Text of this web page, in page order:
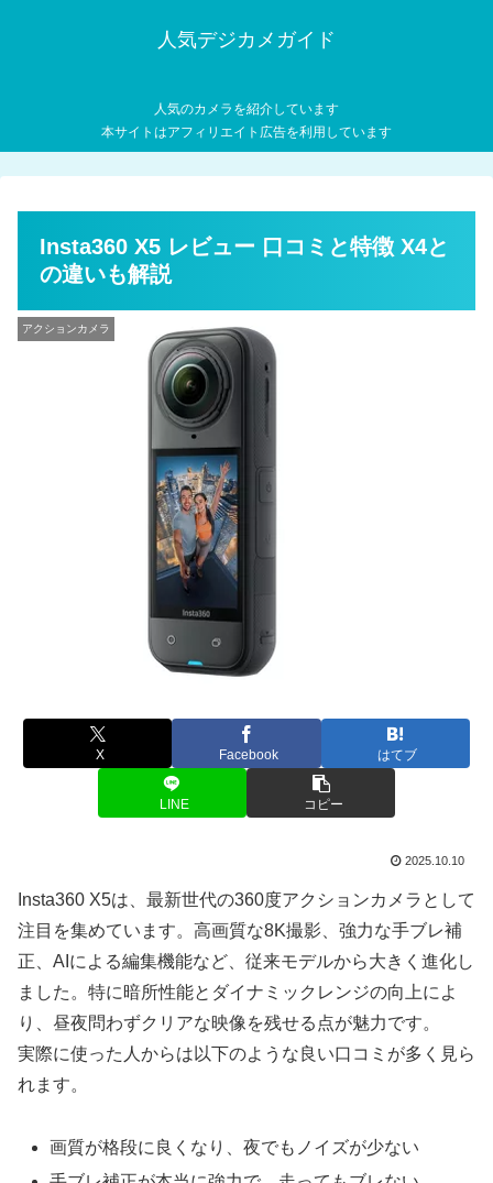
人気デジカメガイド
人気のカメラを紹介しています
本サイトはアフィリエイト広告を利用しています
Insta360 X5 レビュー 口コミと特徴 X4と
の違いも解説
アクションカメラ
X Facebook はてブ
LINE コピー
2025.10.10
Insta360 X5は、最新世代の360度アクションカメラとして
注目を集めています。高画質な8K撮影、強力な手ブレ補
正、AIによる編集機能など、従来モデルから大きく進化し
ました。特に暗所性能とダイナミックレンジの向上によ
り、昼夜問わずクリアな映像を残せる点が魅力です。
実際に使った人からは以下のような良い口コミが多く見ら
れます。
画質が格段に良くなり、夜でもノイズが少ない